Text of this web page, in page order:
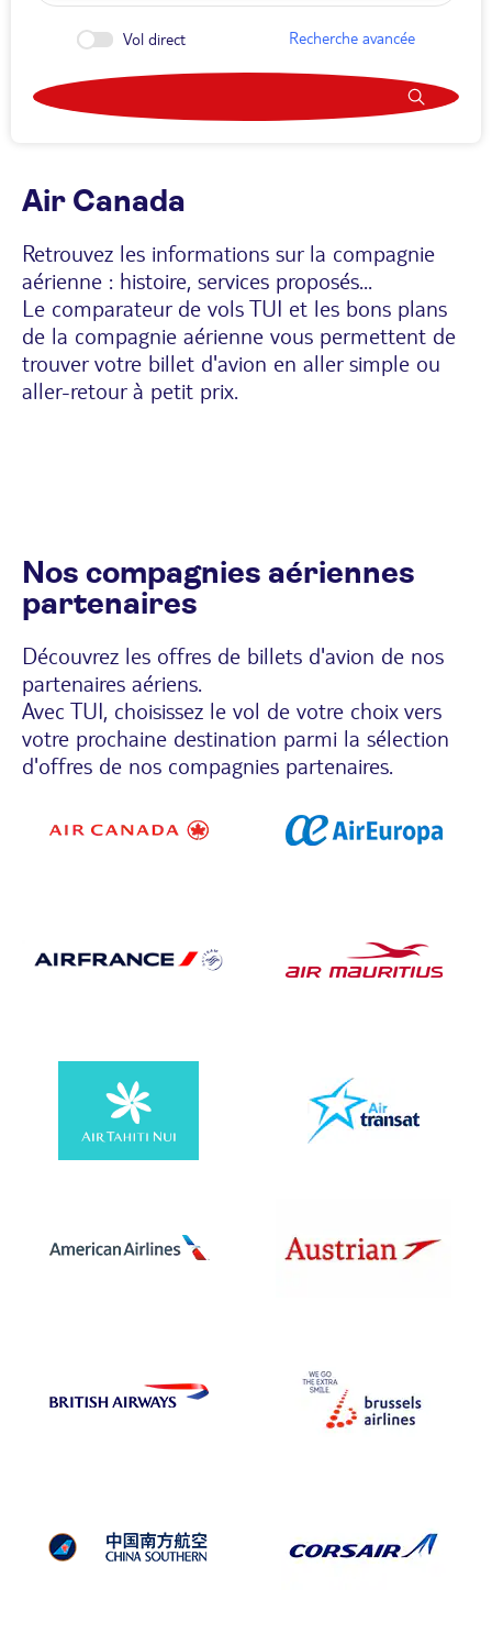
Vol direct Recherche avancée
Air Canada
Retrouvez les informations sur la compagnie
aérienne : histoire, services proposés...
Le comparateur de vols TUI et les bons plans
de la compagnie aérienne vous permettent de
trouver votre billet d'avion en aller simple ou
aller-retour à petit prix.
Nos compagnies aériennes
partenaires
Découvrez les offres de billets d'avion de nos
partenaires aériens.
Avec TUI, choisissez le vol de votre choix vers
votre prochaine destination parmi la sélection
d'offres de nos compagnies partenaires.